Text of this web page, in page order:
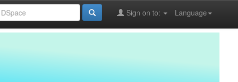
Language
Sign on to: